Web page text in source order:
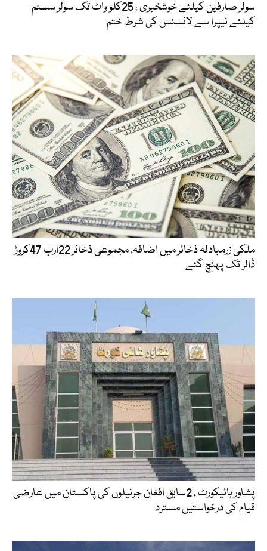
سولر صارفین کیلئے خوشخبری ، 25کلو واٹ تک سولر سسٹم
کیلئے نیپرا سے لائسنس کی شرط ختم
ملکی زرمبادلہ ذخائر میں اضافہ، مجموعی ذخائر 22ارب 47کروڑ
ڈالر تک پہنچ گئے
پشاور ہائیکورٹ ، 2سابق افغان جرنیلوں کی پاکستان میں عارضی
قیام کی درخواستیں مسترد